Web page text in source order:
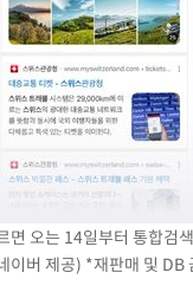
고 담벼락 붕괴
…감정가 1.3억원
만에 숨진 채 발견
일본과 한일전
' 무더위, 열대야 계속[다
"실망과 걱정 안겨드려
면 오는 14일부터 통합검
버 제공) *재판매 및 DB